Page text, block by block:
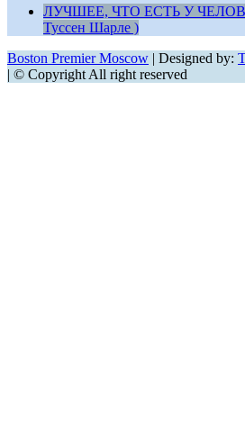
ЛУЧШЕЕ, ЧТО ЕСТЬ У
Туссен Шарле )
Boston Premier Moscow | Designed by:
| © Copyright All right reserved